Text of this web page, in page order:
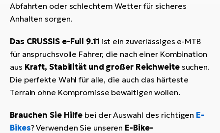
Abfahrten oder schlechtem Wetter für sicheres
Anhalten sorgen.
Das CRUSSIS e-Full 9.11 ist ein zuverlässiges e-MTB
für anspruchsvolle Fahrer, die nach einer Kombination
aus Kraft, Stabilität und großer Reichweitesuchen.
Die perfekte Wahl für alle, die auch das härteste
Terrain ohne Kompromisse bewältigen wollen.
Brauchen Sie Hilfe bei der Auswahl des richtigen E-
Bikes? Verwenden Sie unseren E-Bike-